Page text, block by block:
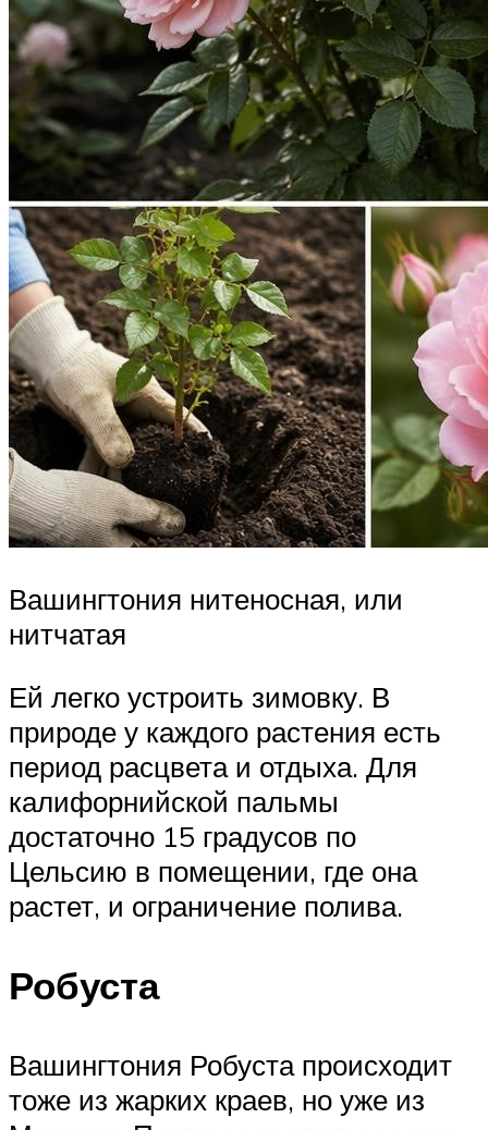
Вашингтония нитеносная, или
нитчатая
Ей легко устроить зимовку. В
природе у каждого растения есть
период расцвета и отдыха. Для
калифорнийской пальмы
достаточно 15 градусов по
Цельсию в помещении, где она
растет, и ограничение полива.
Робуста
Вашингтония Робуста происходит
тоже из жарких краев, но уже из